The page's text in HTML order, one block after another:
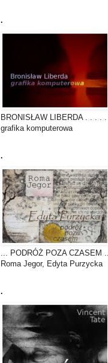
.
BRONISŁAW LIBERDA . . . . .
grafika komputerowa
.
... PODRÓŻ POZA CZASEM
Roma Jegor, Edyta Purzycka
.